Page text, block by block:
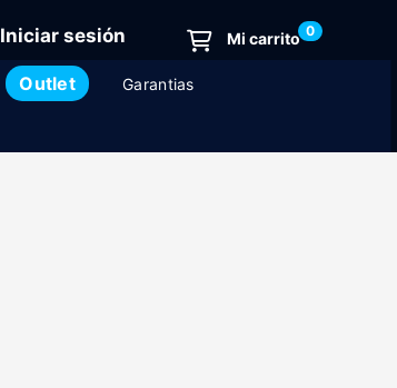
Iniciar sesión 0
Outlet Garantias